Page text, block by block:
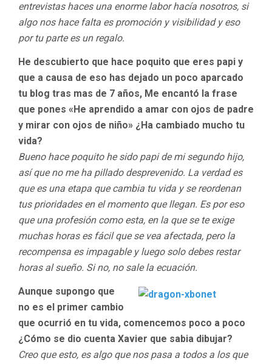
entrevistas haces una enorme labor hacía nosotros, si
algo nos hace falta es promoción y visibilidad y eso
por tu parte es un regalo.
He descubierto que hace poquito que eres papi y
que a causa de eso has dejado un poco aparcado
tu blog tras mas de 7 años, Me encantó la frase
que pones «He aprendido a amar con ojos de padre
y mirar con ojos de niño» ¿Ha cambiado mucho tu
vida?
Bueno hace poquito he sido papi de mi segundo hijo,
así que no me ha pillado desprevenido. La verdad es
que es una etapa que cambia tu vida y se reordenan
tus prioridades en el momento que llegan. Es por eso
que una profesión como esta, en la que se te exige
muchas horas es fácil que se vea afectada, pero la
recompensa es impagable y luego solo debes restar
horas al sueño. Si no, no sale la ecuación.
Aunque supongo que
no es el primer cambio
que ocurrió en tu vida, comencemos poco a poco
¿Cómo se dio cuenta Xavier que sabia dibujar?
Creo que esto, es algo que nos pasa a todos a los que